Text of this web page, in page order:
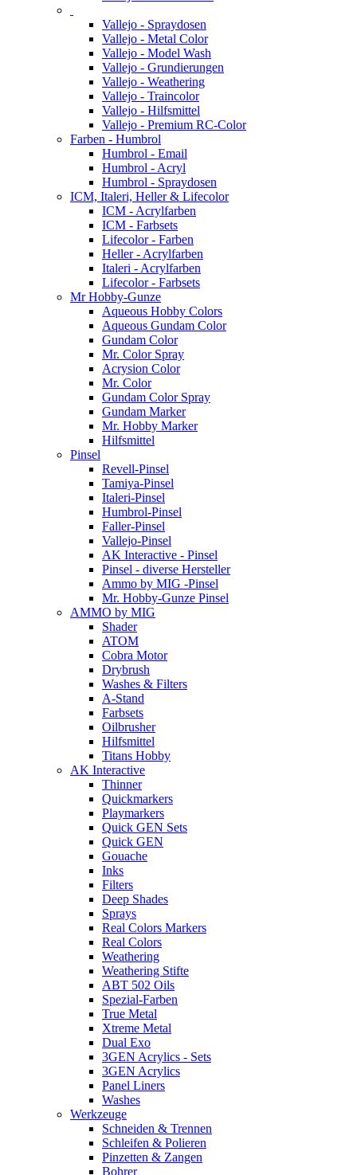
Vallejo - Spraydosen
Vallejo - Metal Color
Vallejo - Model Wash
Vallejo - Grundierungen
Vallejo - Weathering
Vallejo - Traincolor
Vallejo - Hilfsmittel
Vallejo - Premium RC-Color
Farben - Humbrol
Humbrol - Email
Humbrol - Acryl
Humbrol - Spraydosen
ICM, Italeri, Heller & Lifecolor
ICM - Acrylfarben
ICM - Farbsets
Lifecolor - Farben
Heller - Acrylfarben
Italeri - Acrylfarben
Lifecolor - Farbsets
Mr Hobby-Gunze
Aqueous Hobby Colors
Aqueous Gundam Color
Gundam Color
Mr. Color Spray
Acrysion Color
Mr. Color
Gundam Color Spray
Gundam Marker
Mr. Hobby Marker
Hilfsmittel
Pinsel
Revell-Pinsel
Tamiya-Pinsel
Italeri-Pinsel
Humbrol-Pinsel
Faller-Pinsel
Vallejo-Pinsel
AK Interactive - Pinsel
Pinsel - diverse Hersteller
Ammo by MIG -Pinsel
Mr. Hobby-Gunze Pinsel
AMMO by MIG
Shader
ATOM
Cobra Motor
Drybrush
Washes & Filters
A-Stand
Farbsets
Oilbrusher
Hilfsmittel
Titans Hobby
AK Interactive
Thinner
Quickmarkers
Playmarkers
Quick GEN Sets
Quick GEN
Gouache
Inks
Filters
Deep Shades
Sprays
Real Colors Markers
Real Colors
Weathering
Weathering Stifte
ABT 502 Oils
Spezial-Farben
True Metal
Xtreme Metal
Dual Exo
3GEN Acrylics - Sets
3GEN Acrylics
Panel Liners
Washes
Werkzeuge
Schneiden & Trennen
Schleifen & Polieren
Pinzetten & Zangen
Bohrer